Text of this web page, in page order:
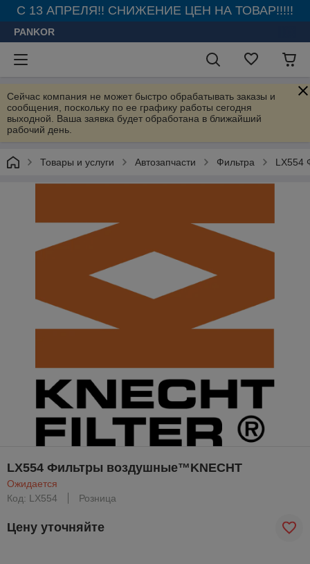
С 13 АПРЕЛЯ!! СНИЖЕНИЕ ЦЕН НА ТОВАР!!!!!
PANKOR
Сейчас компания не может быстро обрабатывать заказы и
сообщения, поскольку по ее графику работы сегодня
выходной. Ваша заявка будет обработана в ближайший
рабочий день.
Товары и услуги Автозапчасти Фильтра LX554
LX554 Фильтры воздушные™KNECHT
Ожидается
Код: LX554
Розница
Цену уточняйте